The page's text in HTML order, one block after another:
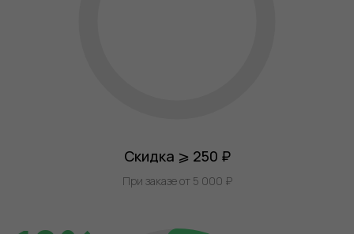
Скидка ⩾ 250 ₽
При заказе от 5 000 ₽